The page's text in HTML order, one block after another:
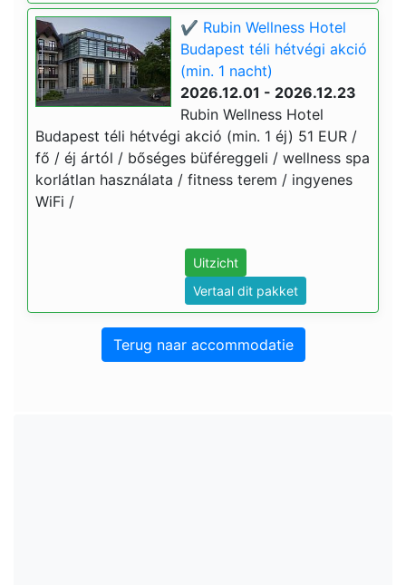
✔️ Rubin Wellness Hotel
Budapest téli hétvégi akció
(min. 1 nacht)
2026.12.01 - 2026.12.23
Rubin Wellness Hotel
Budapest téli hétvégi akció (min. 1 éj) 51 EUR /
fő / éj ártól / bőséges büféreggeli / wellness spa
korlátlan használata / fitness terem / ingyenes
WiFi /
Uitzicht
Vertaal dit pakket
Terug naar accommodatie